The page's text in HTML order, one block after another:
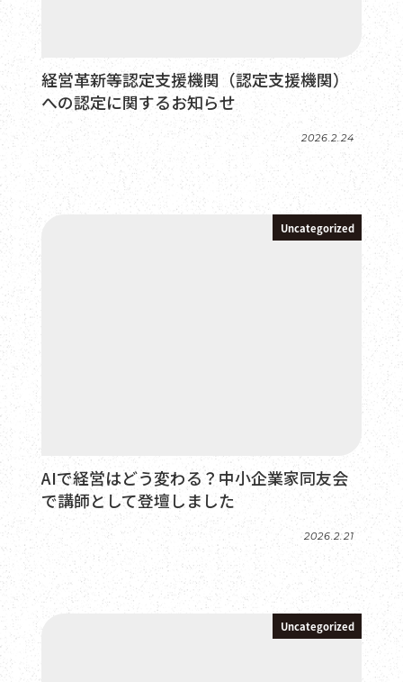
経営革新等認定支援機関（認定支援機関）
への認定に関するお知らせ
投稿日
2026.2.24
Uncategorized
AIで経営はどう変わる？中小企業家同友会
で講師として登壇しました
投稿日
2026.2.21
Uncategorized